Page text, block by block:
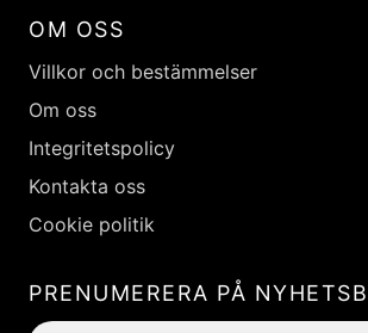
OM OSS
Villkor och bestämmelser
Om oss
Integritetspolicy
Kontakta oss
Cookie politik
PRENUMERERA PÅ